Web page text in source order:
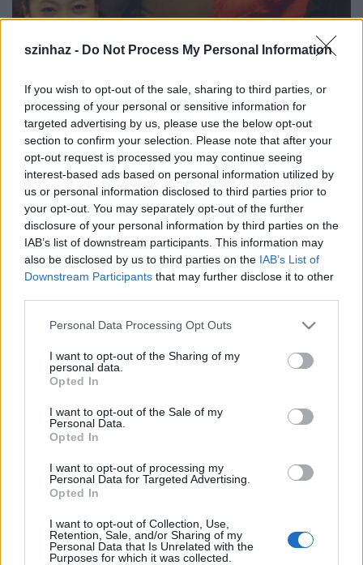
szinhaz - Do Not Process My Personal Information
If you wish to opt-out of the sale, sharing to third parties, or
processing of your personal or sensitive information for
targeted advertising by us, please use the below opt-out
section to confirm your selection. Please note that after your
opt-out request is processed you may continue seeing
interest-based ads based on personal information utilized by
us or personal information disclosed to third parties prior to
your opt-out. You may separately opt-out of the further
disclosure of your personal information by third parties on the
IAB’s list of downstream participants. This information may
also be disclosed by us to third parties on the IAB’s List of
Downstream Participants that may further disclose it to other
Please note that this website/app uses one or more Google
not limited to your visit or usage behaviour. You may click to
grant or deny consent to Google and its third-party tags to
use your data for below specified purposes in below Google
consent section.
Personal Data Processing Opt Outs
I want to opt-out of the Sharing of my
personal data.
Opted In
I want to opt-out of the Sale of my
Personal Data.
Opted In
I want to opt-out of processing my
Personal Data for Targeted Advertising.
Opted In
I want to opt-out of Collection, Use,
Retention, Sale, and/or Sharing of my
Personal Data that Is Unrelated with the
Purposes for which it was collected.
színházi emberekkel
Hamlet/ That Is The Questionegy fehér színű, üres
térben játszódik, a nézők úgyszintén a fehérre
festett, a játékteret „u" alakban körülvevő
grádicsokról figyelhetik a játékot.Schechner
rendezői jegyzete alapján a darab alapkérdése az,
hogy apja halála után miért nem lett király Hamlet,
pedig életkora és neveltetése erre mindenképpen
alkalmassá tette volna. Hamletet két jól
elkülöníthető világ veszi körül: az egyik a belső
intrikáktól, titkos viszonyoktól terhes Dánia, amely
szellemű Wittenberg, ahol nem csak igaz barátra,
mentorra talált Horatióban, hanem szerelmesre is.
Hamlet ironikus, Horatio intellektuális, Rosencrantz
és Guildenstern tollpihe súlyúak. S ráadásul ott van
a büszke, hiú és befolyásolható fiatalember, Laertes
- írja Schechner -, aki különbözni akarván Hamlettől,
engedélyt szerez ahhoz, hogy Párizsba, a kifinomult
gondolkodású, szabad szellemű Párizsba mehessen.
Opheliáról azt gondolja a rendező, hogy ő nagyon is
„apja lánya". Poloniusnak nem él már a felesége,